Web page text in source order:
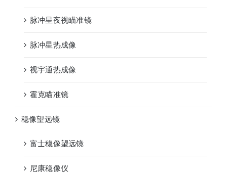
脉冲星夜视瞄准镜
脉冲星热成像
视宇通热成像
霍克瞄准镜
稳像望远镜
富士稳像望远镜
尼康稳像仪